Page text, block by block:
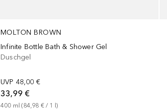
MOLTON BROWN
Infinite Bottle Bath & Shower Gel
Duschgel
UVP 48,00 €
33,99 €
400 ml (84,98 € / 1 l)